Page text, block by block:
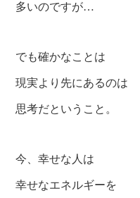
多いのですが…
でも確かなことは
現実より先にあるのは
思考だということ。
今、幸せな人は
幸せなエネルギーを